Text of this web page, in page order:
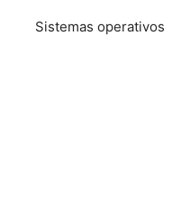
Sistemas operativos